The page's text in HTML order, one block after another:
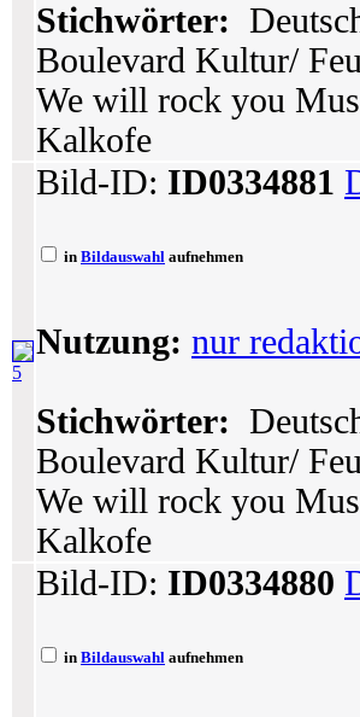
Stichwörter:
Boulevard Kultur/
We will rock you
Kalkofe
5
Bild-ID: ID0334881
in Bildauswahl aufnehmen
Nutzung: nur
Stichwörter:
Boulevard Kultur/
We will rock you
Kalkofe
Bild-ID: ID0334880
in Bildauswahl aufnehmen